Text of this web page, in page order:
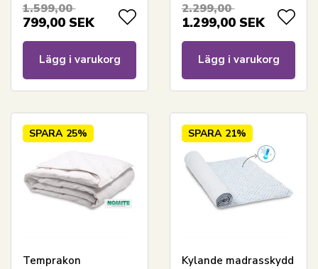
control
1.599,00
799,00 SEK
Lägg i varukorg
2.299,00
1.299,00 SEK
Lägg i varukorg
SPARA 25%
Temprakon
SPARA 21%
Kylande madrasskydd